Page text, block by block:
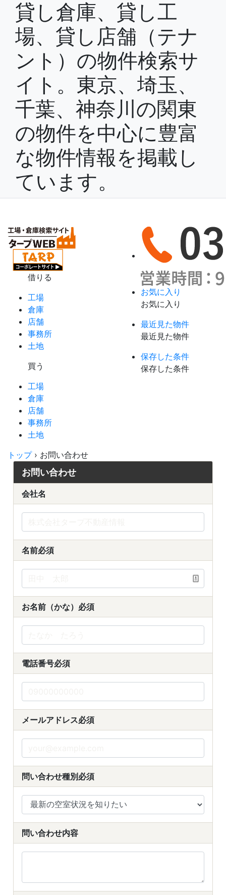
貸し倉庫、貸し工
場、貸し店舗（テナ
ント）の物件検索サ
イト。東京、埼玉、
千葉、神奈川の関東
の物件を中心に豊富
な物件情報を掲載し
ています。
借りる
工場
倉庫
店舗
事務所
土地
買う
工場
倉庫
店舗
事務所
土地
お気に入り
お気に入り
最近見た物件
最近見た物件
保存した条件
保存した条件
トップ› お問い合わせ
お問い合わせ
会社名
名前必須
お名前（かな） 必須
電話番号必須
メールアドレス必須
問い合わせ種別 必須
問い合わせ内容